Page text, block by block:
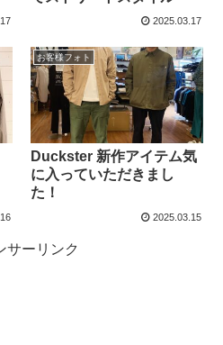
2025.03.17
お客様フォト
Duckster 新作アイテム気
に入っていただきまし
た！
2025.03.15
サーリンク